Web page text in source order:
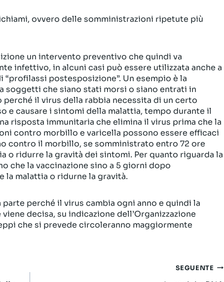
ovvero delle somministrazioni ripetute più
un intervento preventivo che quindi va
infettivo, in alcuni casi può essere utilizzata anche a
postesposizione”. Un esempio è la
soggetti che siano stati morsi o siano entrati in
il virus della rabbia necessita di un certo
e causare i sintomi della malattia, tempo durante il
risposta immunitaria che elimina il virus prima che la
contro morbillo e varicella possono essere efficaci
contro il morbillo, se somministrato entro 72 ore
o ridurre la gravità dei sintomi. Per quanto riguarda la
che la vaccinazione sino a 5 giorni dopo
la malattia o ridurne la gravità.
perché il virus cambia ogni anno e quindi la
decisa, su indicazione dell’Organizzazione
che si prevede circoleranno maggiormente
SEGUENTE